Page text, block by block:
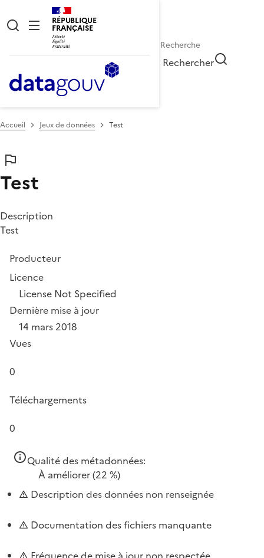
RÉPUBLIQUE
FRANÇAISE
Rechercher
Accueil Jeux de données Test
Test
Description
Test
Producteur
Licence
License Not Specified
Dernière mise à jour
14 mars 2018
Vues
0
Téléchargements
0
Qualité des métadonnées:
À améliorer(22 %)
Description des données non renseignée
Documentation des fichiers manquante